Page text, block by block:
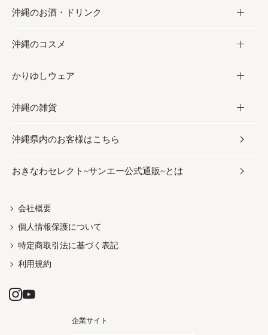
海産物
沖縄料理
沖縄そば／乾麺
レトルト食品
乾物／粉類
砂糖／黒砂糖
塩
お酢／ドレッシング
しょうゆ
みそ
だし／スパイス／島唐辛子
お菓子
黒糖
ちんすこう
伝統菓子
スナック
おつまみ
紅芋
沖縄のお酒・ドリンク
お酒・ドリンク
泡盛
ビール・チューハイ
ワイン・ウィスキー・カクテル
ドリンク
茶葉
沖縄のコスメ
コスメ
スキンケア
ボディケア
ヘアケア
UVケア
かりゆしウェア
かりゆしウェア
メンズ
レディース
沖縄の雑貨
雑貨
沖縄ファッション
伝統工芸品
沖縄県内のお客様はこちら
おきなわセレクト~サンエー公式通販~とは
会社概要
個人情報保護について
特定商取引法に基づく表記
利用規約
企業サイト